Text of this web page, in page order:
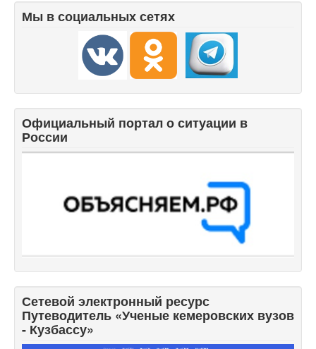
Мы в социальных сетях
Официальный портал о ситуации в
России
Сетевой электронный ресурс
Путеводитель «Ученые кемеровских вузов
- Кузбассу»